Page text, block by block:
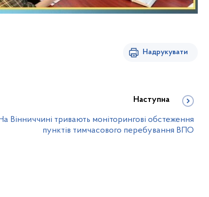
Надрукувати
Наступна
Вінниччині тривають моніторингові обстеження
пунктів тимчасового перебування ВПО